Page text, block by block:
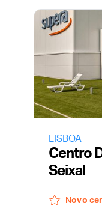
Acesso
LISBOA
Centro
Seixal
Novo